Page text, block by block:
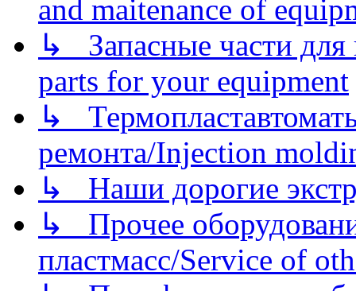
and maitenance of
↳ Запасные части для
parts for your equipment
↳
ремонта/Injection
↳ Наши дорогие
↳ Прочее
пластмасс/Service of